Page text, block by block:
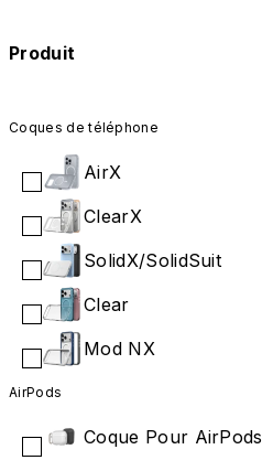
Produit
Coques de téléphone
AirX
ClearX
SolidX/SolidSuit
Clear
Mod NX
AirPods
Coque Pour AirPods